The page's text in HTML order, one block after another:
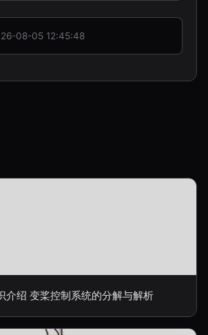
08-05 12:45:48
介绍 变桨控制系统的分解与解析